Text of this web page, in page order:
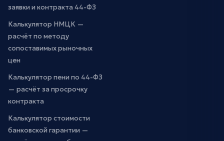
заявки и контракта 44-ФЗ
Калькулятор НМЦК —
расчёт по методу
сопоставимых рыночных
цен
Калькулятор пени по 44-ФЗ
— расчёт за просрочку
контракта
Калькулятор стоимости
банковской гарантии —